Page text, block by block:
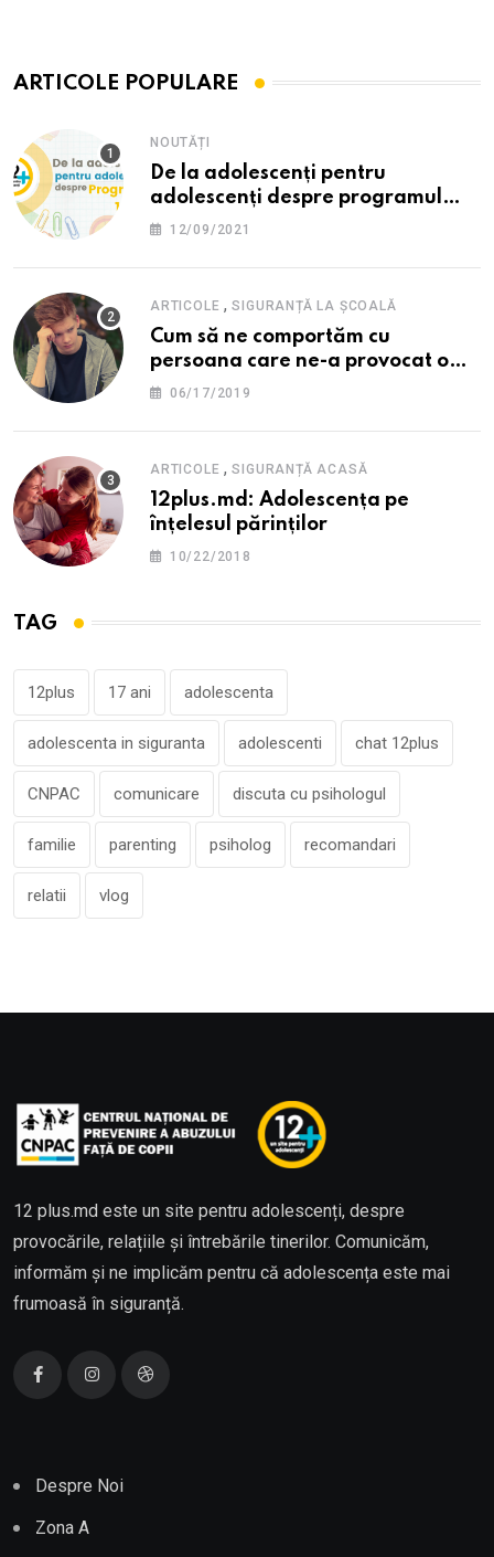
ARTICOLE POPULARE
NOUTĂȚI
De la adolescenți pentru
adolescenți despre programul
12PLUS
12/09/2021
ARTICOLE ,SIGURANȚĂ LA ȘCOALĂ
Cum să ne comportăm cu
persoana care ne-a provocat o
supărare?
06/17/2019
ARTICOLE ,SIGURANȚĂ ACASĂ
12plus.md: Adolescența pe
înțelesul părinților
10/22/2018
TAG
12plus 17 ani adolescenta
adolescenta in siguranta adolescenti chat 12plus
CNPAC comunicare discuta cu psihologul
familie parenting psiholog recomandari
relatii vlog
12 plus.md este un site pentru adolescenți, despre
provocările, relațiile și întrebările tinerilor. Comunicăm,
informăm și ne implicăm pentru că adolescența este mai
frumoasă în siguranță.
Despre Noi
Zona A